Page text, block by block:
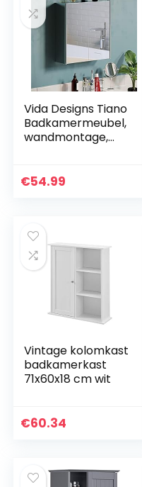
Vida Designs Tiano
Badkamermeubel,
wandmontage,
staal
€54.99
Vintage kolomkast
badkamerkast
71x60x18 cm wit
€60.34